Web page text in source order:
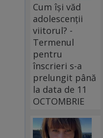
Cum își văd
adolescenții
viitorul? -
Termenul
pentru
înscrieri s-a
prelungit până
la data de 11
OCTOMBRIE